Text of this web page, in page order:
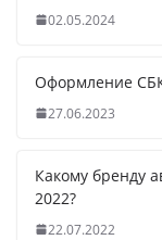
02.05.2024
Оформление
27.06.2023
Какому бренду
2022?
22.07.2022